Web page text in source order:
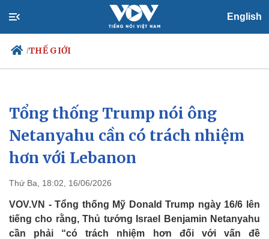
English
/THẾ GIỚI
Chính trị
Đảng
Tổ chức nhân sự
Quốc hội
Xã hội
Tin 24h
Dự báo thời tiết
Tổng thống Trump nói ông
Netanyahu cần có trách nhiệm
hơn với Lebanon
Thứ Ba, 18:02, 16/06/2026
VOV.VN - Tổng thống Mỹ Donald Trump ngày 16/6 lên
tiếng cho rằng, Thủ tướng Israel Benjamin Netanyahu
cần phải “có trách nhiệm hơn đối với vấn đề